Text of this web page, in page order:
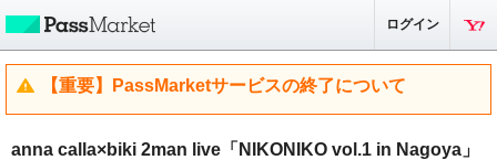
ログイン
【重要】PassMarketサービスの終了について
anna calla×biki 2man live「NIKONIKO vol.1 in Nagoya」